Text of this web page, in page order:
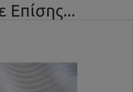
Επίσης...